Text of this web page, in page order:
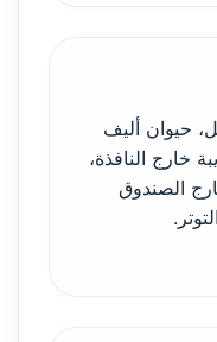
حيوان أليف
خارج النافذة،
الصندوق